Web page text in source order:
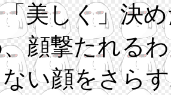
美しく」決
顔撃たれる
い顔をさら